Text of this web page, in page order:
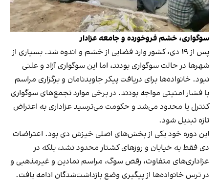
سوگواری، خشم فروخورده و جامعه‌ عزادار
پس از ۱۹ دی، کشور وارد فضایی از خشم و اندوه شد. بسیاری از
شهرها در حالت سوگواری بودند، اما این سوگواری آزاد و علنی
نبود. خانواده‌ها برای دریافت پیکر جاویدنامان و برگزاری مراسم
با فشار امنیتی مواجه بودند. در برخی موارد تجمع‌های سوگواری
کنترل یا محدود می‌شد و حکومت می‌ترسید عزاداری به اعتراض
تازه تبدیل شود.
این دوره خود یکی از بخش‌های اصلی خیزش دی بود. اعتراضات
دی فقط به خیابان و روزهای کشتار محدود نشد، بلکه در
عزاداری‌های متفاوت، رقص سوگ، مراسم نمادین و غیرمذهبی و
در ترس خانواده‌ها از پیگیری وضع بازداشت‌شدگان ادامه یافت.